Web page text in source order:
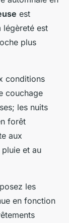
est
légèreté est
plus
conditions
couchage
les nuits
forêt
aux
et au
les
en fonction